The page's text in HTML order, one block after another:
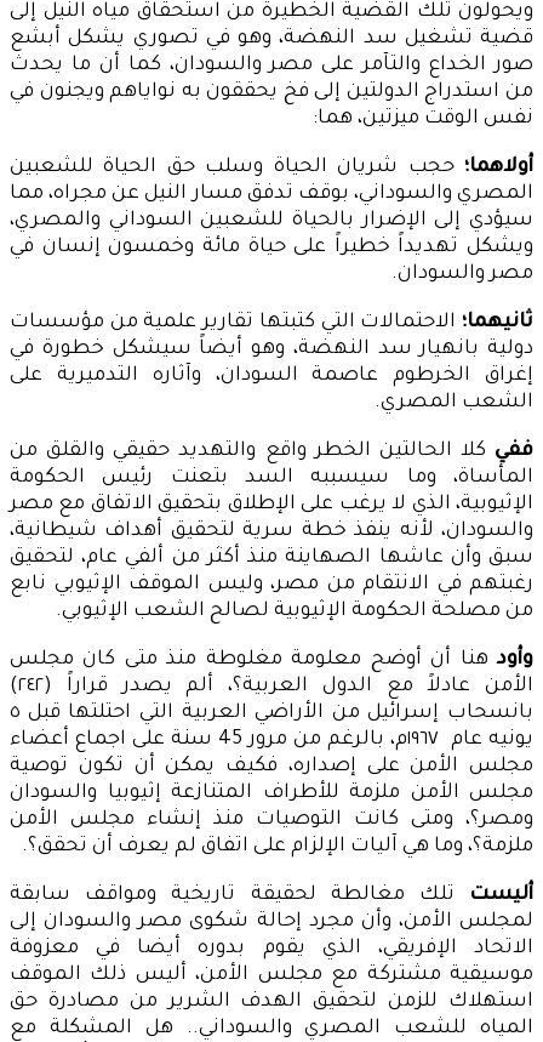
ويحولون تلك القضية الخطيرة من استحقاق مياه النيل إلى
قضية تشغيل سد النهضة، وهو في تصوري يشكل أبشع
صور الخداع والتآمر على مصر والسودان، كما أن ما يحدث
من استدراج الدولتين إلى فخ يحققون به نواياهم ويجنون في
نفس الوقت ميزتين، هما:
أولاهما؛ حجب شريان الحياة وسلب حق الحياة للشعبين
المصري والسوداني، بوقف تدفق مسار النيل عن مجراه، مما
سيؤدي إلى الإضرار بالحياة للشعبين السوداني والمصري،
ويشكل تهديداً خطيراً على حياة مائة وخمسون إنسان في
مصر والسودان.
ثانيهما؛ الاحتمالات التي كتبتها تقارير علمية من مؤسسات
دولية بانهيار سد النهضة، وهو أيضاً سيشكل خطورة في
إغراق الخرطوم عاصمة السودان، وآثاره التدميرية على
الشعب المصري.
ففي كلا الحالتين الخطر واقع والتهديد حقيقي والقلق من
المأساة، وما سيسببه السد بتعنت رئيس الحكومة
الإثيوبية، الذي لا يرغب على الإطلاق بتحقيق الاتفاق مع مصر
والسودان، لأنه ينفذ خطة سرية لتحقيق أهداف شيطانية،
سبق وأن عاشها الصهاينة منذ أكثر من ألفي عام، لتحقيق
رغبتهم في الانتقام من مصر، وليس الموقف الإثيوبي نابع
من مصلحة الحكومة الإثيوبية لصالح الشعب الإثيوبي.
وأودهنا أن أوضح معلومة مغلوطة منذ متى كان مجلس
الأمن عادلاً مع الدول العربية؟، ألم يصدر قراراً (٢٤٢)
بانسحاب إسرائيل من الأراضي العربية التي احتلتها قبل ٥
يونيه عام ١٩٦٧م، بالرغم من مرور 45 سنة على اجماع أعضاء
مجلس الأمن على إصداره، فكيف يمكن أن تكون توصية
مجلس الأمن ملزمة للأطراف المتنازعة إثيوبيا والسودان
ومصر؟، ومتى كانت التوصيات منذ إنشاء مجلس الأمن
ملزمة؟، وما هي آليات الإلزام على اتفاق لم يعرف أن تحقق؟.
أليست
تلك مغالطة لحقيقة تاريخية ومواقف سابقة
لمجلس الأمن، وأن مجرد إحالة شكوى مصر والسودان إلى
الاتحاد الإفريقي، الذي يقوم بدوره أيضا في معزوفة
موسيقية مشتركة مع مجلس الأمن، أليس ذلك الموقف
استهلاك للزمن لتحقيق الهدف الشرير من مصادرة حق
المياه للشعب المصري والسوداني.. هل المشكلة مع